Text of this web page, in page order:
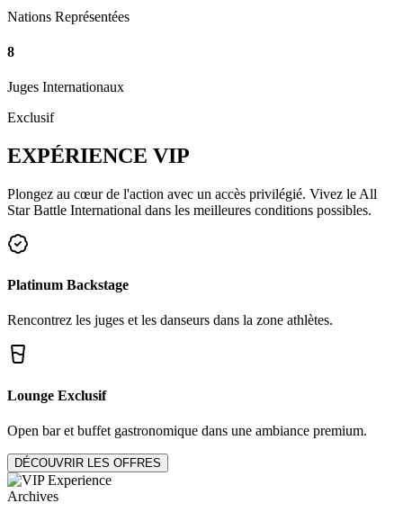
Nations Représentées
8
Juges Internationaux
Exclusif
EXPÉRIENCE VIP
Plongez au cœur de l'action avec un accès privilégié. Vivez le All
Star Battle International dans les meilleures conditions possibles.
Platinum Backstage
Rencontrez les juges et les danseurs dans la zone athlètes.
Lounge Exclusif
Open bar et buffet gastronomique dans une ambiance premium.
DÉCOUVRIR LES OFFRES
Archives